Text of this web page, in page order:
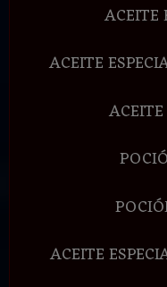
ACEITE
ACEITE
ACEITE